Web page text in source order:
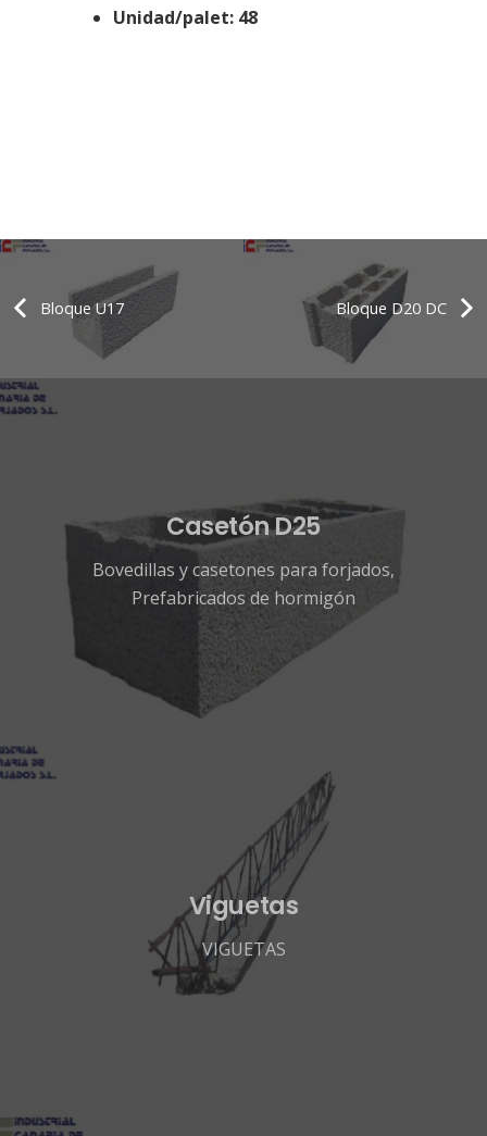
Unidad/palet: 48
Bloque U17 Bloque D20 DC
Casetón D25
Bovedillas y casetones para forjados,
Prefabricados de hormigón
Viguetas
VIGUETAS